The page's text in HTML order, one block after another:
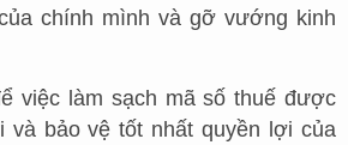
chính mình và gỡ vướng kinh
việc làm sạch mã số thuế được
và bảo vệ tốt nhất quyền lợi của